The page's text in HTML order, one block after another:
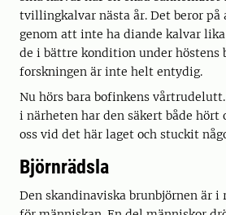
tvillingkalvar nästa år. Det beror på
genom att inte ha diande kalvar
de i bättre kondition under höstens
forskningen är inte helt entydig.
Nu hörs bara bofinkens
i närheten har den säkert både hört
oss vid det här laget och stuckit
Björnrädsla
Den skandinaviska brunbjörnen är i